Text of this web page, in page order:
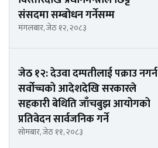
संसदमा सम्बोधन गर्नेसम्म
मंगलबार, जेठ १२, २०८३
जेठ १२: देउवा दम्पतीलाई पक्राउ नगर्न
सर्वोच्चको आदेशदेखि सरकारले
सहकारी बेथिति जाँचबुझ आयोगको
प्रतिवेदन सार्वजनिक गर्ने
सोमबार, जेठ ११, २०८३